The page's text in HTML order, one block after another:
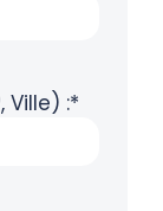
Ville) :*